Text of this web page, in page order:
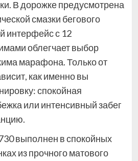
В дорожке предусмотрена
смазки бегового
интерфейс с 12
облегчает выбор
марафона. Только от
как именно вы
спокойная
или интенсивный забег
выполнен в спокойных
из прочного матового